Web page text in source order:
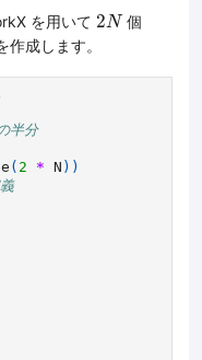
を用いて 2N
2N個
作成します。
半分
( 2 * N ))